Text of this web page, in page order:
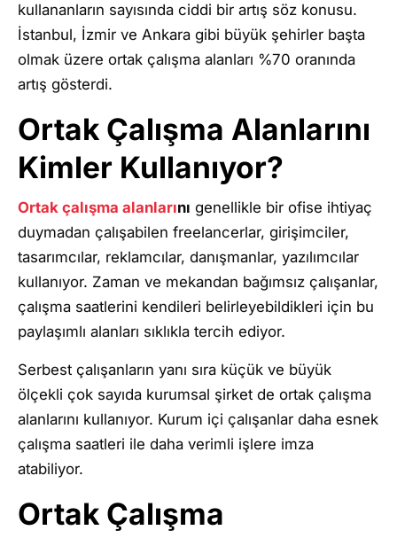
kullananların sayısında ciddi bir artış söz konusu.
İstanbul, İzmir ve Ankara gibi büyük şehirler başta
olmak üzere ortak çalışma alanları %70 oranında
artış gösterdi.
Ortak Çalışma Alanlarını
Kimler Kullanıyor?
Ortak çalışma alanlarını genellikle bir ofise ihtiyaç
duymadan çalışabilen freelancerlar, girişimciler,
tasarımcılar, reklamcılar, danışmanlar, yazılımcılar
kullanıyor. Zaman ve mekandan bağımsız çalışanlar,
çalışma saatlerini kendileri belirleyebildikleri için bu
paylaşımlı alanları sıklıkla tercih ediyor.
Serbest çalışanların yanı sıra küçük ve büyük
ölçekli çok sayıda kurumsal şirket de ortak çalışma
alanlarını kullanıyor. Kurum içi çalışanlar daha esnek
çalışma saatleri ile daha verimli işlere imza
atabiliyor.
Ortak Çalışma